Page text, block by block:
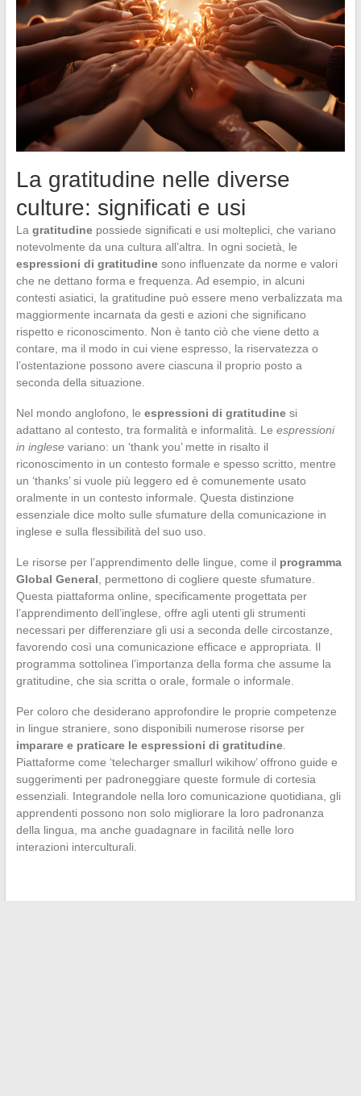
La gratitudine nelle diverse
culture: significati e usi
La gratitudinepossiede significati e usi molteplici, che variano
notevolmente da una cultura all’altra. In ogni società, le
espressioni di gratitudinesono influenzate da norme e valori
che ne dettano forma e frequenza. Ad esempio, in alcuni
contesti asiatici, la gratitudine può essere meno verbalizzata ma
maggiormente incarnata da gesti e azioni che significano
rispetto e riconoscimento. Non è tanto ciò che viene detto a
contare, ma il modo in cui viene espresso, la riservatezza o
l’ostentazione possono avere ciascuna il proprio posto a
seconda della situazione.
Nel mondo anglofono, le espressioni di gratitudinesi
adattano al contesto, tra formalità e informalità. Le espressioni
in inglesevariano: un ‘thank you’ mette in risalto il
riconoscimento in un contesto formale e spesso scritto, mentre
un ‘thanks’ si vuole più leggero ed è comunemente usato
oralmente in un contesto informale. Questa distinzione
essenziale dice molto sulle sfumature della comunicazione in
inglese e sulla flessibilità del suo uso.
Le risorse per l’apprendimento delle lingue, come il programma
Global General , permettono di cogliere queste sfumature.
Questa piattaforma online, specificamente progettata per
l’apprendimento dell’inglese, offre agli utenti gli strumenti
necessari per differenziare gli usi a seconda delle circostanze,
favorendo così una comunicazione efficace e appropriata. Il
programma sottolinea l’importanza della forma che assume la
gratitudine, che sia scritta o orale, formale o informale.
Per coloro che desiderano approfondire le proprie competenze
in lingue straniere, sono disponibili numerose risorse per
imparare e praticare le espressioni di gratitudine.
Piattaforme come ‘telecharger smallurl wikihow’ offrono guide e
suggerimenti per padroneggiare queste formule di cortesia
essenziali. Integrandole nella loro comunicazione quotidiana, gli
apprendenti possono non solo migliorare la loro padronanza
della lingua, ma anche guadagnare in facilità nelle loro
interazioni interculturali.